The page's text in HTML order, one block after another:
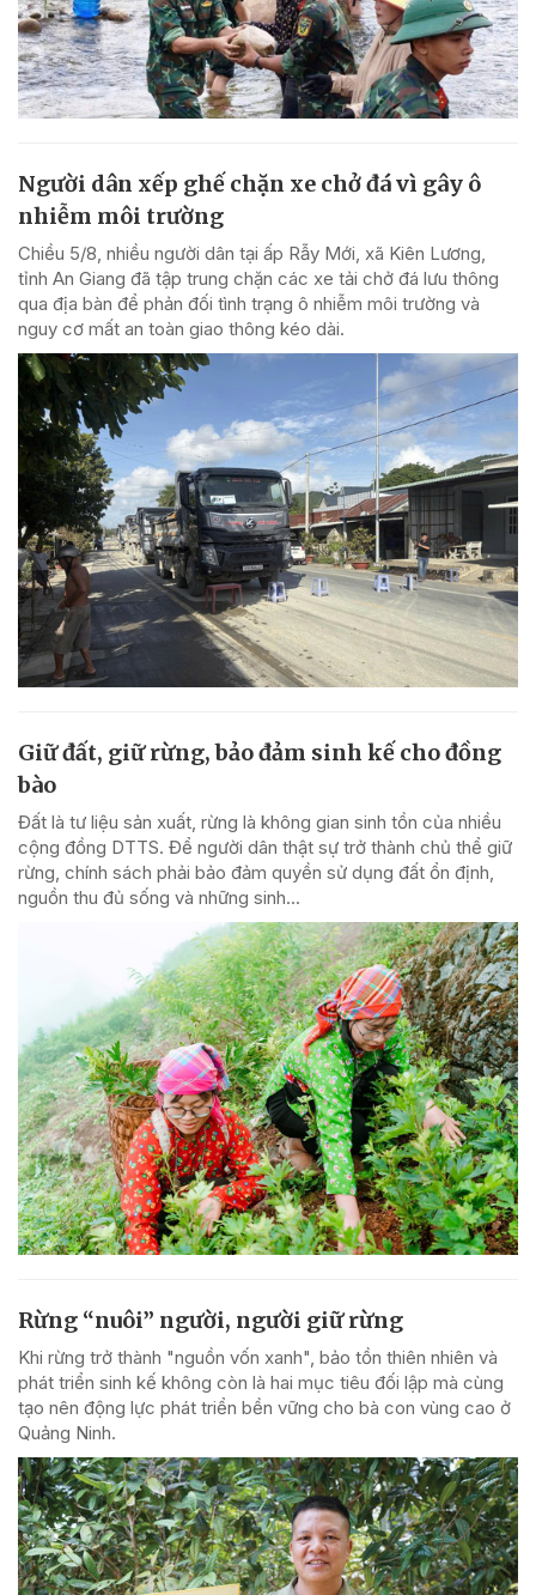
Người dân xếp ghế chặn xe chở đá vì gây ô
nhiễm môi trường
Chiều 5/8, nhiều người dân tại ấp Rẫy Mới, xã Kiên Lương,
tỉnh An Giang đã tập trung chặn các xe tải chở đá lưu thông
qua địa bàn để phản đối tình trạng ô nhiễm môi trường và
nguy cơ mất an toàn giao thông kéo dài.
Giữ đất, giữ rừng, bảo đảm sinh kế cho đồng
bào
Đất là tư liệu sản xuất, rừng là không gian sinh tồn của nhiều
cộng đồng DTTS. Để người dân thật sự trở thành chủ thể giữ
rừng, chính sách phải bảo đảm quyền sử dụng đất ổn định,
nguồn thu đủ sống và những sinh...
Rừng “nuôi” người, người giữ rừng
Khi rừng trở thành "nguồn vốn xanh", bảo tồn thiên nhiên và
phát triển sinh kế không còn là hai mục tiêu đối lập mà cùng
tạo nên động lực phát triển bền vững cho bà con vùng cao ở
Quảng Ninh.